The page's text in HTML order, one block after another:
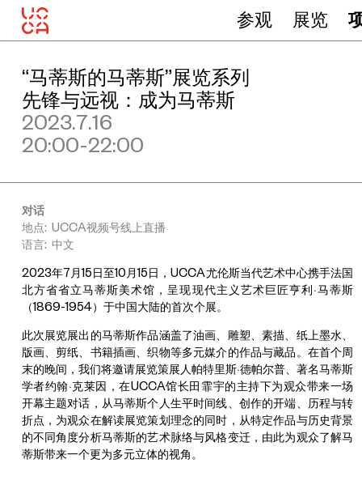
参观 展览
“马蒂斯的马蒂斯”展览系列
先锋与远视：成为马蒂斯
2023.7.16
20:00-22:00
对话
地点: UCCA视频号线上直播
语言: 中文
2023年7月15日至10月15日，UCCA尤伦斯当代艺术中心携手法国
北方省省立马蒂斯美术馆，呈现现代主义艺术巨匠亨利·马蒂斯
（1869-1954）于中国大陆的首次个展。
此次展览展出的马蒂斯作品涵盖了油画、雕塑、素描、纸上墨水、
版画、剪纸、书籍插画、织物等多元媒介的作品与藏品。在首个周
末的晚间，我们将邀请展览策展人帕特里斯·德帕尔普、著名马蒂斯
学者约翰·克莱因，在UCCA馆长田霏宇的主持下为观众带来一场
开幕主题对话，从马蒂斯个人生平时间线、创作的开端、历程与转
折点，为观众在解读展览策划理念的同时，从特定作品与历史背景
的不同角度分析马蒂斯的艺术脉络与风格变迁，由此为观众了解马
蒂斯带来一个更为多元立体的视角。